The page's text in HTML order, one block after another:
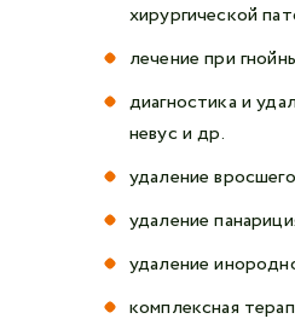
хирургической
лечение при
диагностика и
невус и др.
удаление
удаление
удаление
комплексная